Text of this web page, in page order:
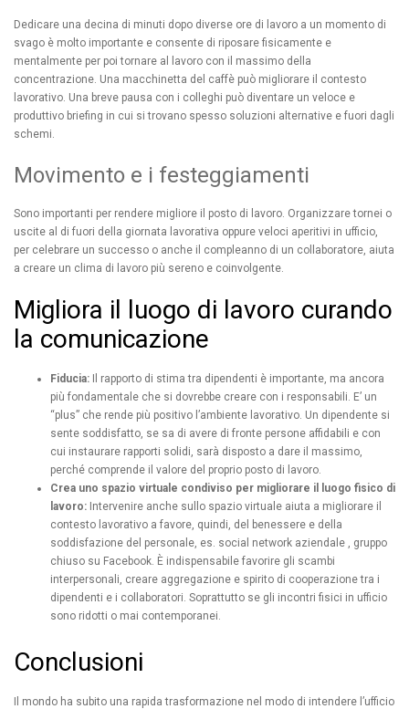
Dedicare una decina di minuti dopo diverse ore di lavoro a un momento di
svago è molto importante e consente di riposare fisicamente e
mentalmente per poi tornare al lavoro con il massimo della
concentrazione. Una macchinetta del caffè può migliorare il contesto
lavorativo. Una breve pausa con i colleghi può diventare un veloce e
produttivo briefing in cui si trovano spesso soluzioni alternative e fuori dagli
schemi.
Movimento e i festeggiamenti
Sono importanti per rendere migliore il posto di lavoro. Organizzare tornei o
uscite al di fuori della giornata lavorativa oppure veloci aperitivi in ufficio,
per celebrare un successo o anche il compleanno di un collaboratore, aiuta
a creare un clima di lavoro più sereno e coinvolgente.
Migliora il luogo di lavoro curando
la comunicazione
Fiducia: Il rapporto di stima tra dipendenti è importante, ma ancora
più fondamentale che si dovrebbe creare con i responsabili. E’ un
“plus” che rende più positivo l’ambiente lavorativo. Un dipendente si
sente soddisfatto, se sa di avere di fronte persone affidabili e con
cui instaurare rapporti solidi, sarà disposto a dare il massimo,
perché comprende il valore del proprio posto di lavoro.
Crea uno spazio virtuale condiviso per migliorare il luogo fisico di
lavoro: Intervenire anche sullo spazio virtuale aiuta a migliorare il
contesto lavorativo a favore, quindi, del benessere e della
soddisfazione del personale, es. social network aziendale , gruppo
chiuso su Facebook. È indispensabile favorire gli scambi
interpersonali, creare aggregazione e spirito di cooperazione tra i
dipendenti e i collaboratori. Soprattutto se gli incontri fisici in ufficio
sono ridotti o mai contemporanei.
Conclusioni
Il mondo ha subito una rapida trasformazione nel modo di intendere l’ufficio